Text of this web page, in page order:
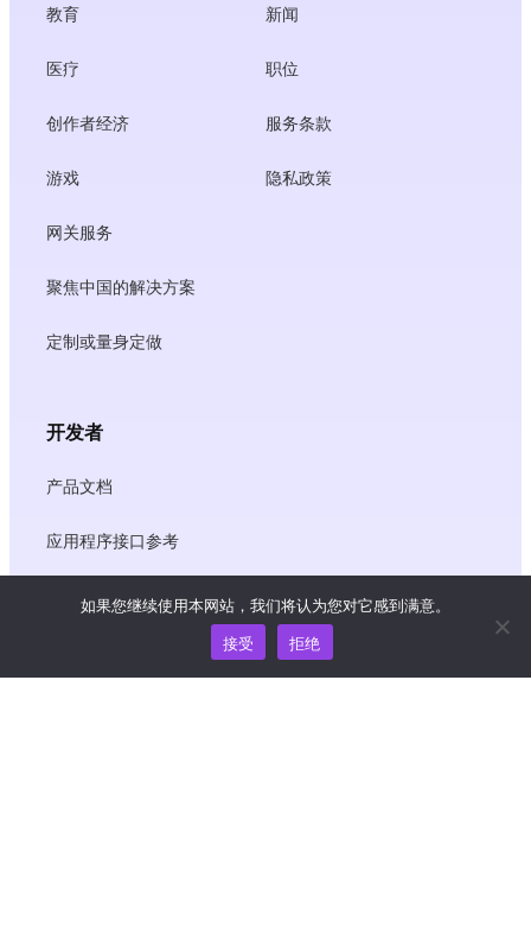
教育
医疗
创作者经济
游戏
网关服务
聚焦中国的解决方案
定制或量身定做
新闻
职位
服务条款
隐私政策
开发者
产品文档
应用程序接口参考
JS SDK 参考资料
资源
如果您继续使用本网站，我们将认为您对它感到满意。
接受
拒绝